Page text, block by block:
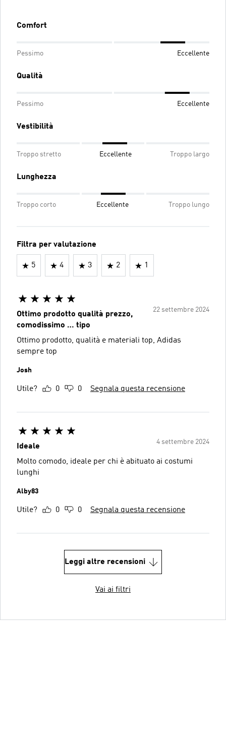
Comfort
Pessimo Eccellente
Qualità
Pessimo Eccellente
Vestibilità
Troppo stretto Eccellente Troppo largo
Lunghezza
Troppo corto Eccellente Troppo lungo
Filtra per valutazione
5 4 3 2 1
22 settembre 2024
Ottimo prodotto qualità prezzo,
comodissimo … tipo
Ottimo prodotto, qualità e materiali top, Adidas
sempre top
Josh
Utile? 0 0 Segnala questa recensione
4 settembre 2024
Ideale
Molto comodo, ideale per chi è abituato ai costumi
lunghi
Alby83
Utile? 0 0 Segnala questa recensione
Leggi altre recensioni
Vai ai filtri